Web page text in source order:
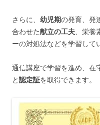
さらに、 幼児期の発育、発
合わせた献立の工夫 、栄
ーの対処法などを学習して
通信講座で学習を進め、在
と認定証を取得できます。